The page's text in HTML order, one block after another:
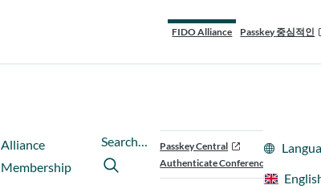
FIDO Alliance Passkey 중심적인
Alliance
Membership
Search…
Passkey Central
Authenticate Conference